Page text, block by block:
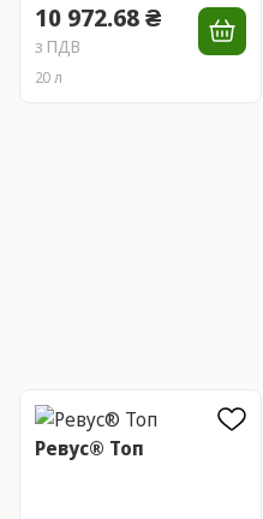
10 972.68 ₴
з ПДВ
20 л
Ревус® Топ